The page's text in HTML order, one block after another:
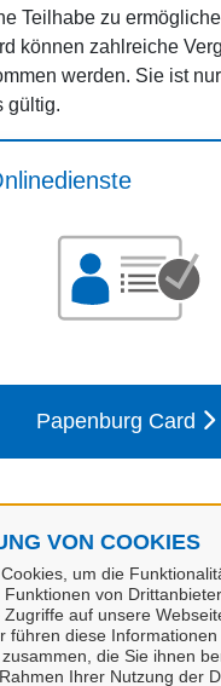
VON COOKIES
um die
von
auf unsere
führen diese
die Sie ihnen
Ihrer Nutzung der
Teilhabe zu
können zahlreiche
werden. Sie ist
gültig.
Papenburg Card